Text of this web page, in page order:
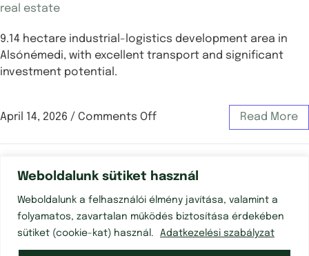
Weboldalunk sütiket használ
Weboldalunk a felhasználói élmény javítása, valamint a
folyamatos, zavartalan működés biztosítása érdekében
sütiket (cookie-kat) használ.
Adatkezelési szabályzat
real estate
9.14 hectare industrial-logistics development area in
Alsónémedi, with excellent transport and significant
investment potential.
April 14, 2026 / Comments Off Read More